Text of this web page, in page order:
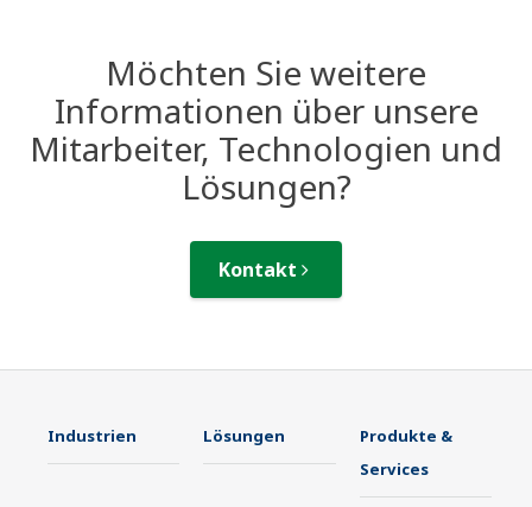
Möchten Sie weitere
Informationen über unsere
Mitarbeiter, Technologien und
Lösungen?
Kontakt
Industrien Lösungen
Produkte &
Services